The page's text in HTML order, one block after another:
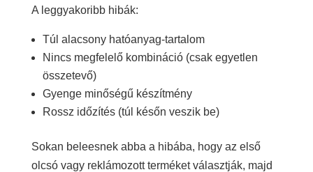
A leggyakoribb hibák:
Túl alacsony hatóanyag-tartalom
Nincs megfelelő kombináció (csak egyetlen
összetevő)
Gyenge minőségű készítmény
Rossz időzítés (túl későn veszik be)
Sokan beleesnek abba a hibába, hogy az első
olcsó vagy reklámozott terméket választják, majd